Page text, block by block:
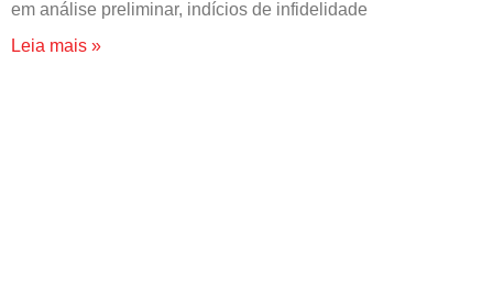
em análise preliminar, indícios de infidelidade
Leia mais »